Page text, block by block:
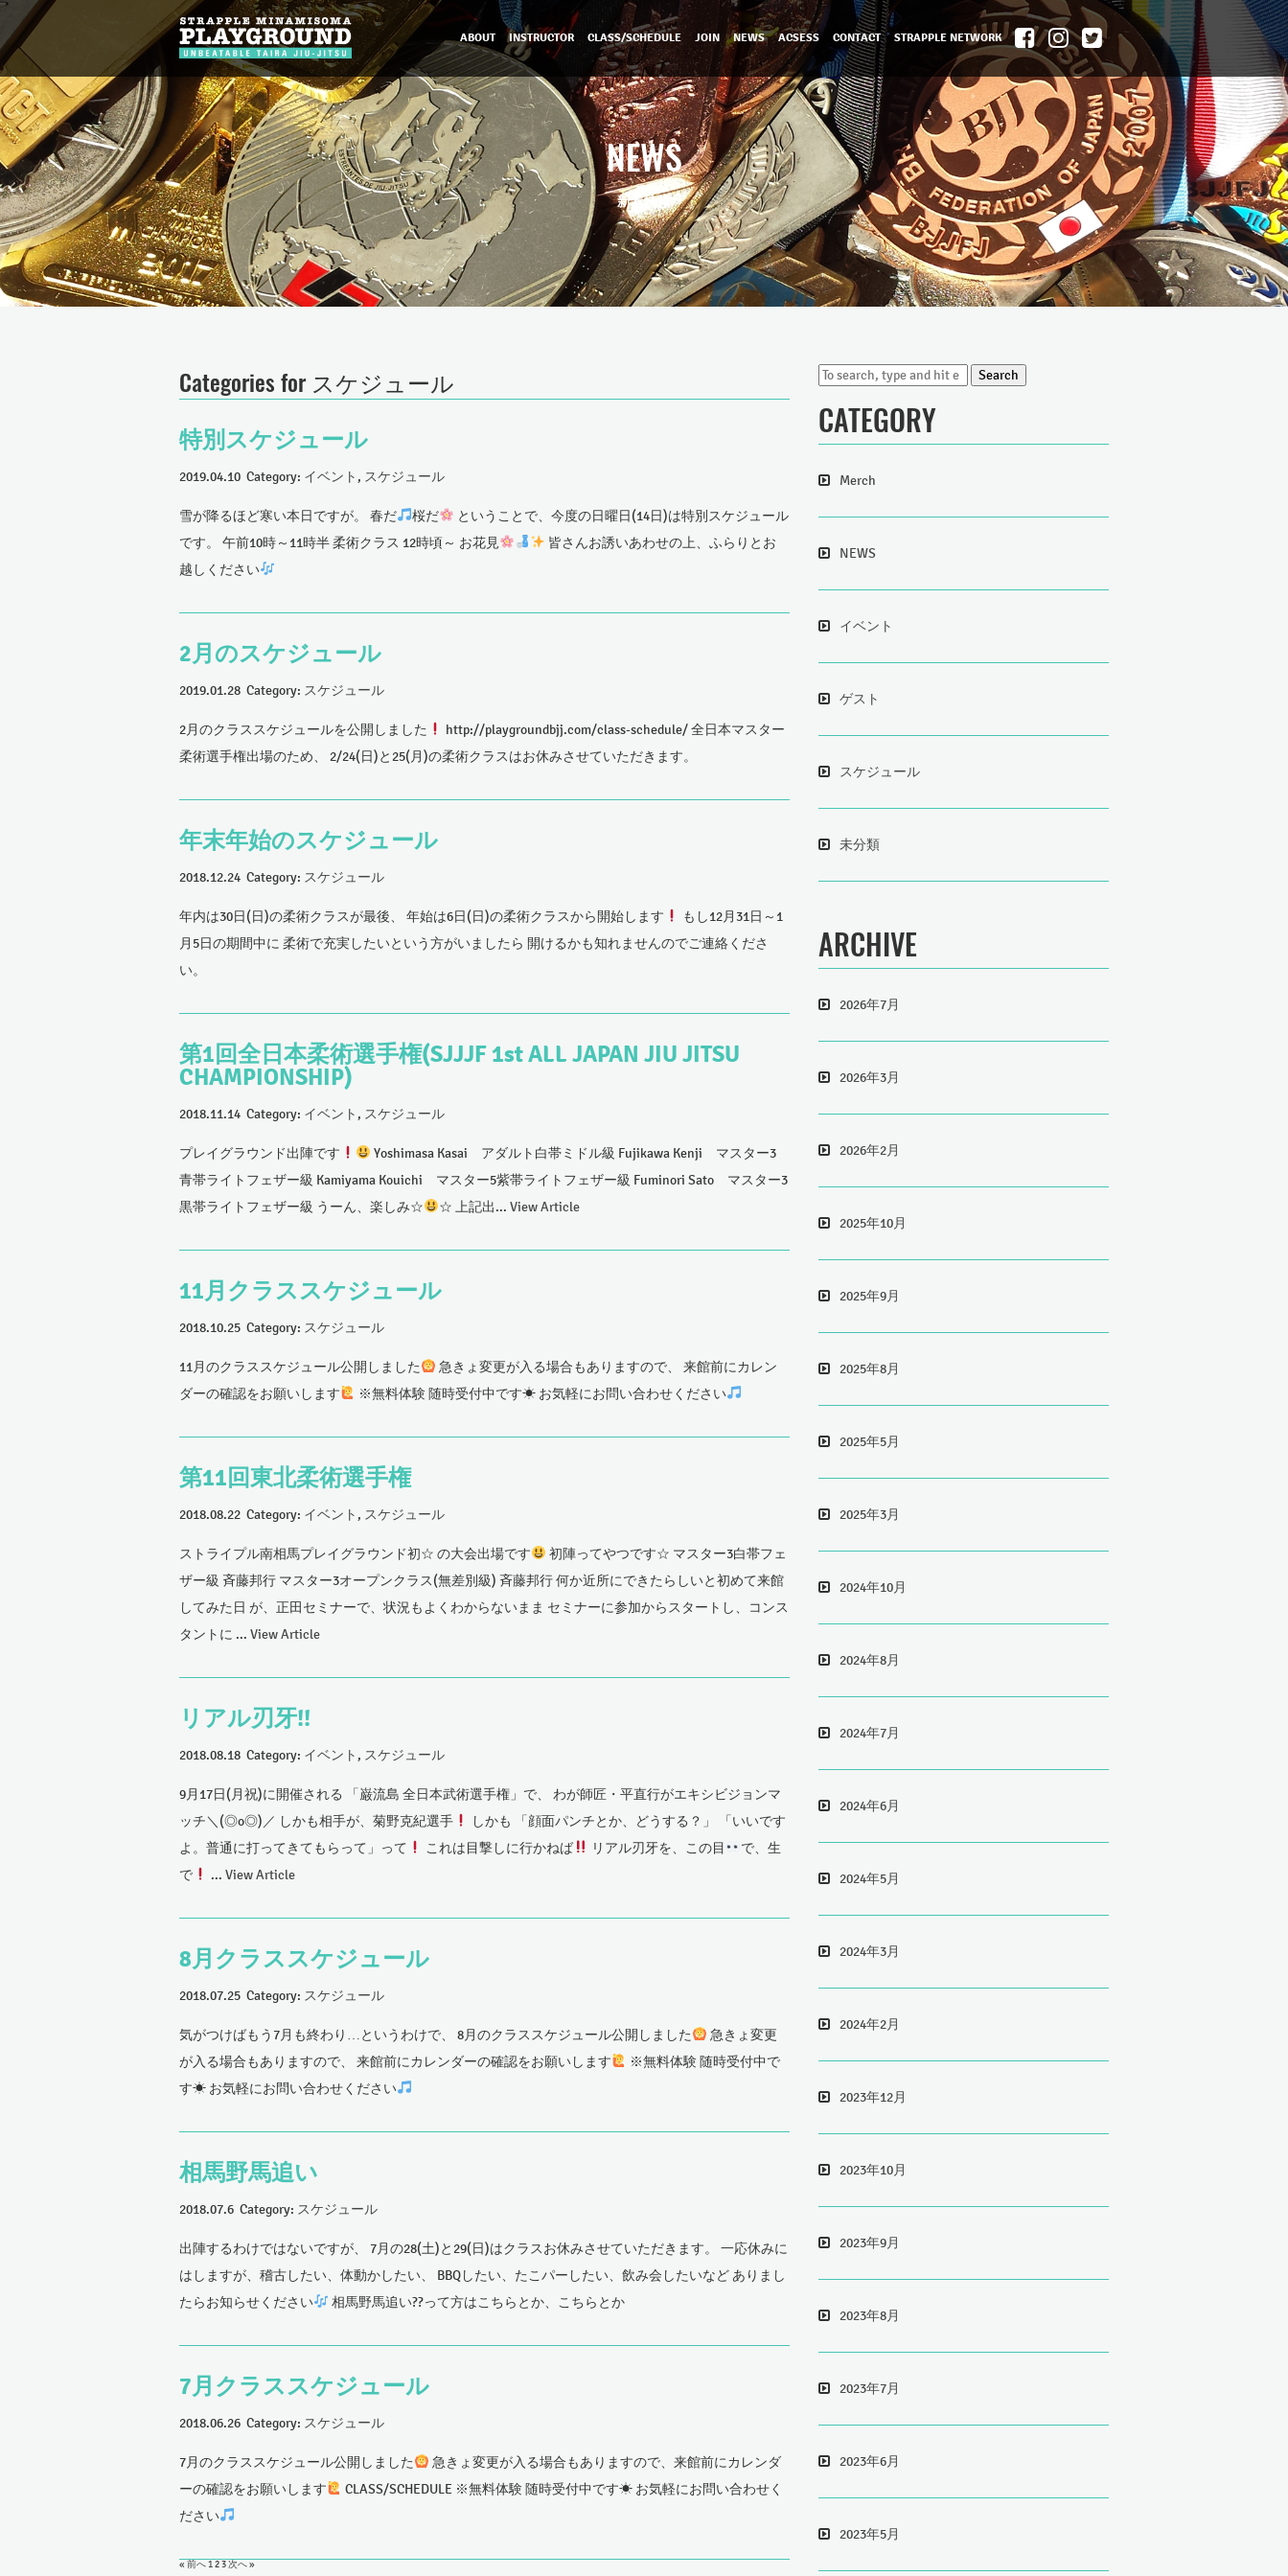
ABOUT INSTRUCTOR CLASS/SCHEDULE JOIN NEWS ACSESS CONTACT STRAPPLE NETWORK
NEWS
新着情報
Categories for スケジュール
特別スケジュール
2019.04.10 Category: イベント , スケジュール
雪が降るほど寒い本日ですが。 春だ 桜だ
ということで、今度の日曜日(14日)は特別スケジュール
です。 午前10時～11時半 柔術クラス 12時頃～ お花見
皆さんお誘いあわせの上、ふらりとお
越しください
2月のスケジュール
2019.01.28 Category: スケジュール
2月のクラススケジュールを公開しました
http://playgroundbjj.com/class-schedule/ 全日本マスター
柔術選手権出場のため、 2/24(日)と25(月)の柔術クラスはお休みさせていただきます。
年末年始のスケジュール
2018.12.24 Category: スケジュール
年内は30日(日)の柔術クラスが最後、 年始は6日(日)の柔術クラスから開始します
もし12月31日～1
月5日の期間中に 柔術で充実したいという方がいましたら 開けるかも知れませんのでご連絡くださ
い。
第1回全日本柔術選手権(SJJJF 1st ALL JAPAN JIU JITSU
CHAMPIONSHIP)
2018.11.14 Category: イベント , スケジュール
プレイグラウンド出陣です
Yoshimasa Kasai アダルト白帯ミドル級 Fujikawa Kenji マスター3
青帯ライトフェザー級 Kamiyama Kouichi マスター5紫帯ライトフェザー級 Fuminori Sato マスター3
黒帯ライトフェザー級 うーん、楽しみ☆
☆ 上記出... View Article
11月クラススケジュール
2018.10.25 Category: スケジュール
11月のクラススケジュール公開しました
急きょ変更が入る場合もありますので、 来館前にカレン
ダーの確認をお願いします
※無料体験 随時受付中です☀ お気軽にお問い合わせください
第11回東北柔術選手権
2018.08.22 Category: イベント , スケジュール
ストライプル南相馬プレイグラウンド初☆ の大会出場です
初陣ってやつです☆ マスター3白帯フェ
ザー級 斉藤邦行 マスター3オープンクラス(無差別級) 斉藤邦行 何か近所にできたらしいと初めて来館
してみた日 が、正田セミナーで、状況もよくわからないまま セミナーに参加からスタートし、コンス
タントに ... View Article
リアル刃牙!!
2018.08.18 Category: イベント , スケジュール
9月17日(月祝)に開催される 「巌流島 全日本武術選手権」で、 わが師匠・平直行がエキシビジョンマ
ッチ＼(◎o◎)／ しかも相手が、菊野克紀選手
しかも 「顔面パンチとか、どうする？」 「いいです
よ。普通に打ってきてもらって」って
これは目撃しに行かねば リアル刃牙を、この目
で、生
で
... View Article
8月クラススケジュール
2018.07.25 Category: スケジュール
気がつけばもう7月も終わり…というわけで、 8月のクラススケジュール公開しました
急きょ変更
が入る場合もありますので、 来館前にカレンダーの確認をお願いします
※無料体験 随時受付中で
す☀ お気軽にお問い合わせください
相馬野馬追い
2018.07.6 Category: スケジュール
出陣するわけではないですが、 7月の28(土)と29(日)はクラスお休みさせていただきます。 一応休みに
はしますが、稽古したい、体動かしたい、 BBQしたい、たこパーしたい、飲み会したいなど ありまし
たらお知らせください
相馬野馬追い??って方はこちらとか、こちらとか
7月クラススケジュール
2018.06.26 Category: スケジュール
7月のクラススケジュール公開しました
急きょ変更が入る場合もありますので、来館前にカレンダ
ーの確認をお願いします
CLASS/SCHEDULE ※無料体験 随時受付中です☀ お気軽にお問い合わせく
ださい
« 前へ123次へ »
Search
CATEGORY
Merch
NEWS
イベント
ゲスト
スケジュール
未分類
ARCHIVE
2026年7月
2026年3月
2026年2月
2025年10月
2025年9月
2025年8月
2025年5月
2025年3月
2024年10月
2024年8月
2024年7月
2024年6月
2024年5月
2024年3月
2024年2月
2023年12月
2023年10月
2023年9月
2023年8月
2023年7月
2023年6月
2023年5月